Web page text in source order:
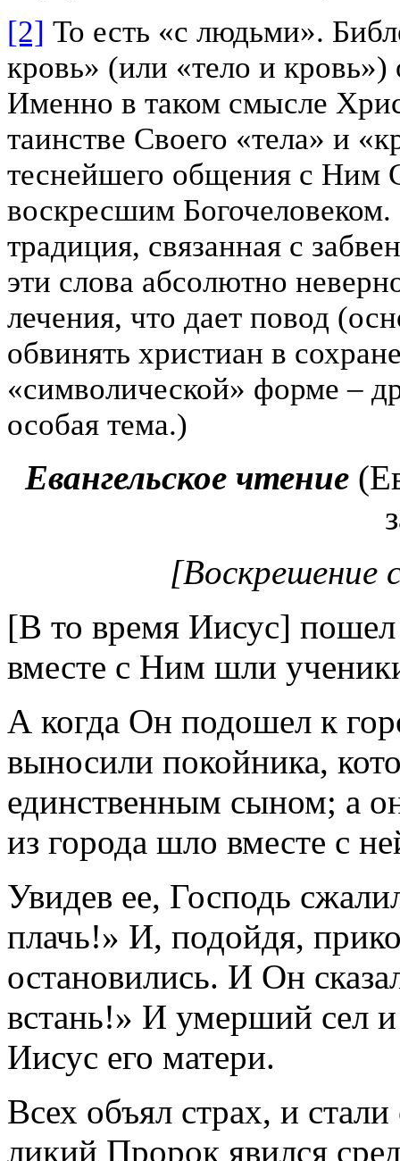
[2] То есть «с людьми».
кровь» (или «тело и кровь»)
Именно в таком смысле
таинстве Своего «тела» и
теснейшего общения с
воскресшим
традиция, связанная с
эти слова абсолютно
лечения, что дает повод
обвинять христиан в
«символической» форме –
особая тема.)
Евангельское чтение
[Воскрешение
[В то время Иисус]
вместе с Ним шли
А когда Он подошел к
выносили покойника,
единственным сыном; а
из города шло вместе с
Увидев ее, Господь
плачь!» И, подойдя,
остановились. И Он
встань!» И умерший сел и
Иисус его матери.
Всех объял страх, и
ликий Пророк явился